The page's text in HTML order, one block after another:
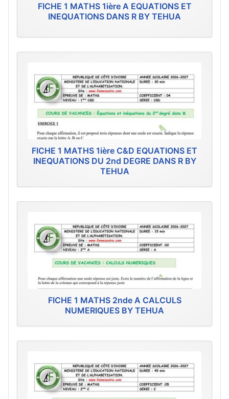
FICHE 1 MATHS 1ière A EQUATIONS ET
INEQUATIONS DANS R BY TEHUA
FICHE 1 MATHS 1ière C&D EQUATIONS ET
INEQUATIONS DU 2nd DEGRE DANS R BY
TEHUA
FICHE 1 MATHS 2nde A CALCULS
NUMERIQUES BY TEHUA